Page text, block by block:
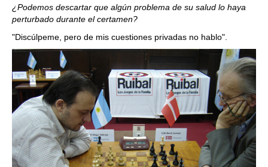
¿Podemos descartar que algún problema de su salud lo haya
perturbado durante el certamen?
"Discúlpeme, pero de mis cuestiones privadas no hablo".